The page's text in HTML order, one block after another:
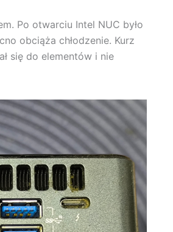
Po otwarciu Intel NUC było
obciąża chłodzenie. Kurz
się do elementów i nie